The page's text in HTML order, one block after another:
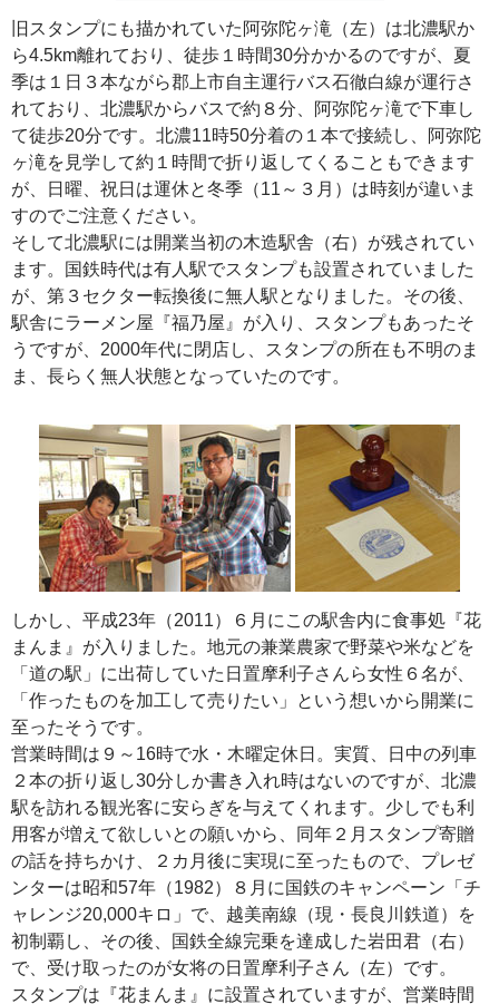
旧スタンプにも描かれていた阿弥陀ヶ滝（左）は北濃駅か
ら4.5km離れており、徒歩１時間30分かかるのですが、夏
季は１日３本ながら郡上市自主運行バス石徹白線が運行さ
れており、北濃駅からバスで約８分、阿弥陀ヶ滝で下車し
て徒歩20分です。北濃11時50分着の１本で接続し、阿弥陀
ヶ滝を見学して約１時間で折り返してくることもできます
が、日曜、祝日は運休と冬季（11～３月）は時刻が違いま
すのでご注意ください。
そして北濃駅には開業当初の木造駅舎（右）が残されてい
ます。国鉄時代は有人駅でスタンプも設置されていました
が、第３セクター転換後に無人駅となりました。その後、
駅舎にラーメン屋『福乃屋』が入り、スタンプもあったそ
うですが、2000年代に閉店し、スタンプの所在も不明のま
ま、長らく無人状態となっていたのです。
しかし、平成23年（2011）６月にこの駅舎内に食事処『花
まんま』が入りました。地元の兼業農家で野菜や米などを
「道の駅」に出荷していた日置摩利子さんら女性６名が、
「作ったものを加工して売りたい」という想いから開業に
至ったそうです。
営業時間は９～16時で水・木曜定休日。実質、日中の列車
２本の折り返し30分しか書き入れ時はないのですが、北濃
駅を訪れる観光客に安らぎを与えてくれます。少しでも利
用客が増えて欲しいとの願いから、同年２月スタンプ寄贈
の話を持ちかけ、２カ月後に実現に至ったもので、プレゼ
ンターは昭和57年（1982）８月に国鉄のキャンペーン「チ
ャレンジ20,000キロ」で、越美南線（現・長良川鉄道）を
初制覇し、その後、国鉄全線完乗を達成した岩田君（右）
で、受け取ったのが女将の日置摩利子さん（左）です。
スタンプは『花まんま』に設置されていますが、営業時間